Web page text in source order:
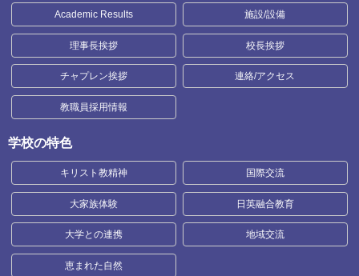
Academic Results 施設/設備
理事長挨拶 校長挨拶
チャプレン挨拶 連絡/アクセス
教職員採用情報
学校の特色
キリスト教精神 国際交流
大家族体験 日英融合教育
大学との連携 地域交流
恵まれた自然